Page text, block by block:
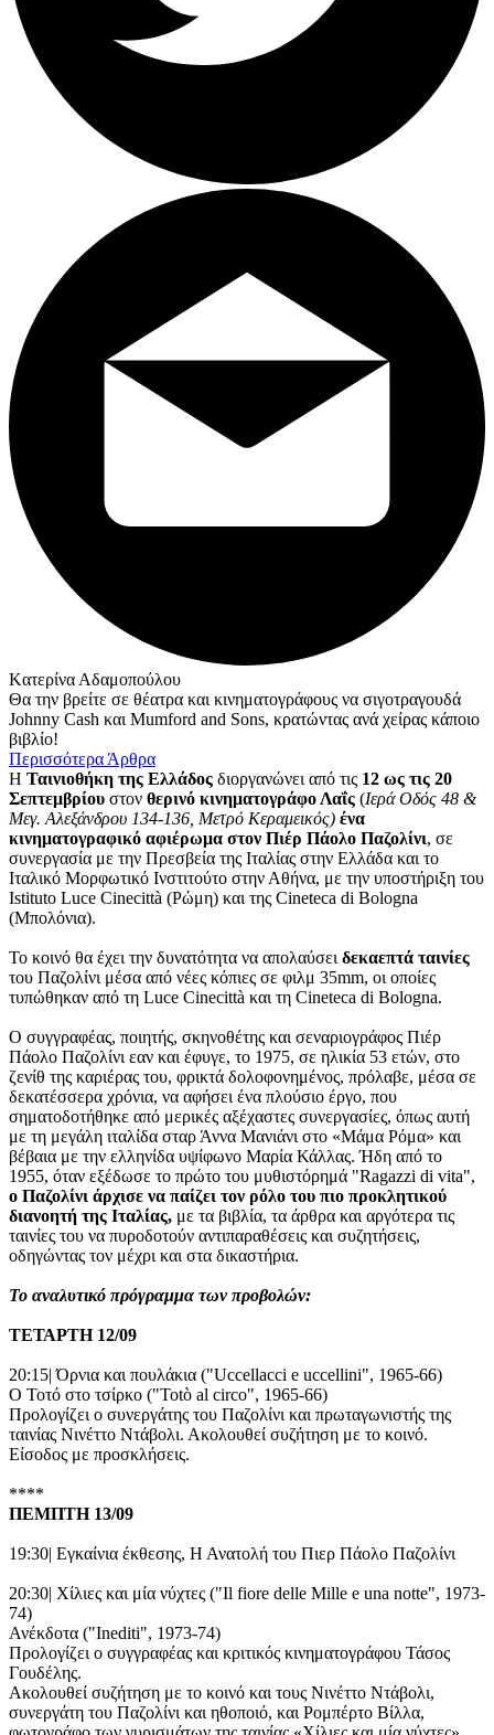
Kατερίνα Αδαμοπούλου
Θα την βρείτε σε θέατρα και κινηματογράφους να σιγοτραγουδά
Johnny Cash και Mumford and Sons, κρατώντας ανά χείρας κάποιο
βιβλίο!
Περισσότερα Άρθρα
Η Ταινιοθήκη της Ελλάδος διοργανώνει από τις 12 ως τις 20
Σεπτεμβρίου στον θερινό κινηματογράφο Λαΐς (Ιερά Οδός 48 &
Μεγ. Αλεξάνδρου 134-136, Μετρό Κεραμεικός) ένα
κινηματογραφικό αφιέρωμα στον Πιέρ Πάολο Παζολίνι, σε
συνεργασία με την Πρεσβεία της Ιταλίας στην Ελλάδα και το
Ιταλικό Μορφωτικό Ινστιτούτο στην Αθήνα, με την υποστήριξη του
Ιstituto Luce Cinecittà (Ρώμη) και της Cineteca di Bologna
(Μπολόνια).
Το κοινό θα έχει την δυνατότητα να απολαύσει δεκαεπτά ταινίες
του Παζολίνι μέσα από νέες κόπιες σε φιλμ 35mm, οι οποίες
τυπώθηκαν από τη Luce Cinecittà και τη Cineteca di Bologna.
Ο συγγραφέας, ποιητής, σκηνοθέτης και σεναριογράφος Πιέρ
Πάολο Παζολίνι εαν και έφυγε, το 1975, σε ηλικία 53 ετών, στο
ζενίθ της καριέρας του, φρικτά δολοφονημένος, πρόλαβε, μέσα σε
δεκατέσσερα χρόνια, να αφήσει ένα πλούσιο έργο, που
σηματοδοτήθηκε από μερικές αξέχαστες συνεργασίες, όπως αυτή
με τη μεγάλη ιταλίδα σταρ Άννα Μανιάνι στο «Μάμα Ρόμα» και
βέβαια με την ελληνίδα υψίφωνο Μαρία Κάλλας. Ήδη από το
1955, όταν εξέδωσε το πρώτο του μυθιστόρημά "Ragazzi di vita",
ο Παζολίνι άρχισε να παίζει τον ρόλο του πιο προκλητικού
διανοητή της Ιταλίας, με τα βιβλία, τα άρθρα και αργότερα τις
ταινίες του να πυροδοτούν αντιπαραθέσεις και συζητήσεις,
οδηγώντας τον μέχρι και στα δικαστήρια.
Το αναλυτικό πρόγραμμα των προβολών:
ΤΕΤΑΡΤΗ 12/09
20:15| Όρνια και πουλάκια ("Uccellacci e uccellini", 1965-66)
Ο Τοτό στο τσίρκο ("Totò al circo", 1965-66)
Προλογίζει ο συνεργάτης του Παζολίνι και πρωταγωνιστής της
ταινίας Νινέττο Ντάβολι. Ακολουθεί συζήτηση με το κοινό.
Είσοδος με προσκλήσεις.
****
ΠΕΜΠΤΗ 13/09
19:30| Εγκαίνια έκθεσης, Η Ανατολή του Πιερ Πάολο Παζολίνι
20:30| Χίλιες και μία νύχτες ("Il fiore delle Mille e una notte", 1973-
74)
Ανέκδοτα ("Inediti", 1973-74)
Προλογίζει ο συγγραφέας και κριτικός κινηματογράφου Τάσος
Γουδέλης.
Ακολουθεί συζήτηση με το κοινό και τους Νινέττο Ντάβολι,
συνεργάτη του Παζολίνι και ηθοποιό, και Ρομπέρτο Βίλλα,